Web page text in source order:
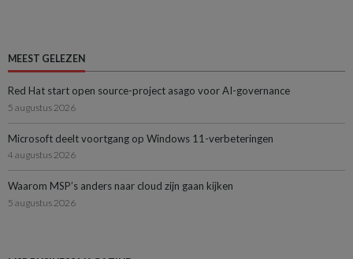
MEEST GELEZEN
Red Hat start open source-project asago voor AI-governance
5 augustus 2026
Microsoft deelt voortgang op Windows 11-verbeteringen
4 augustus 2026
Waarom MSP’s anders naar cloud zijn gaan kijken
5 augustus 2026